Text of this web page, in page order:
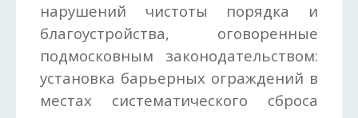
нарушений чистоты порядка и
благоустройства, оговоренные
подмосковным законодательством:
установка барьерных ограждений в
местах систематического сброса